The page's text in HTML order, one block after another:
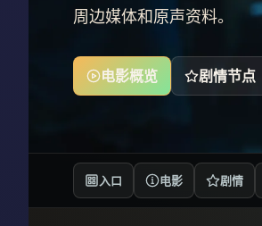
周边媒体和原声资料。
电影概览 剧情节点
入口 电影 剧情